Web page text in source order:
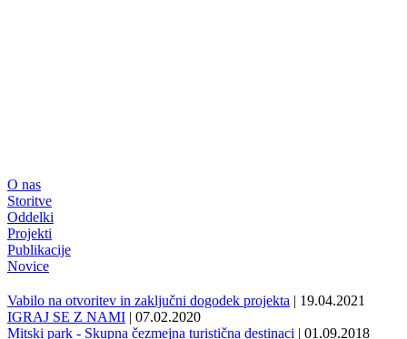
O nas
Storitve
Oddelki
Projekti
Publikacije
Novice
Vabilo na otvoritev in zaključni dogodek projekta | 19.04.2021
IGRAJ SE Z NAMI | 07.02.2020
Mitski park - Skupna čezmejna turistična destinaci | 01.09.2018